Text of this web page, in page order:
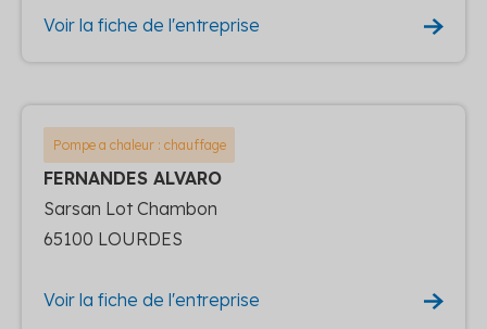
Voir la fiche de l'entreprise
Pompe a chaleur : chauffage
FERNANDES ALVARO
Sarsan Lot Chambon
65100 LOURDES
Voir la fiche de l'entreprise